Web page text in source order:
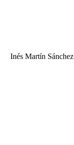
Inés Martín Sánchez